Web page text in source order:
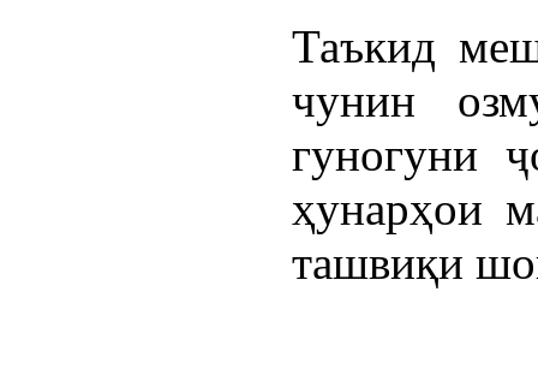
Таъкид
чунин
гуногуни
ҳунарҳои
ташвиқи